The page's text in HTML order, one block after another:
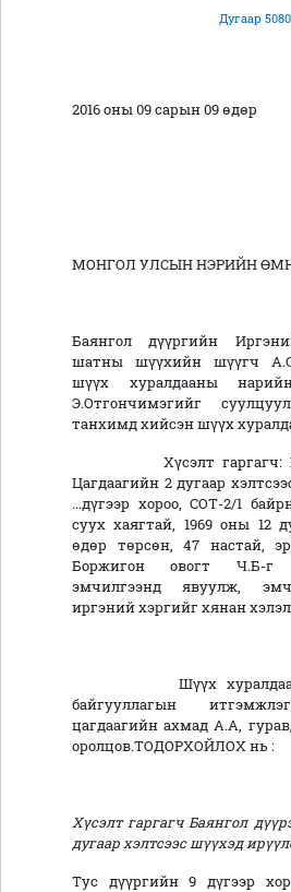
Дугаар 5080
2016 оны 09 сарын 09 өдөр
МОНГОЛ УЛСЫН НЭРИЙН
Баянгол дүүргийн
шатны шүүхийн шүүгч
шүүх хуралдааны
Э.Отгончимэгийг
танхимд хийсэн шүүх
Хүсэлт гаргагч:
Цагдаагийн 2 дугаар
...дүгээр хороо, СОТ-2/1
суух хаягтай, 1969 оны 12
өдөр төрсөн, 47 настай,
Боржигон овогт Ч.Б-г
эмчилгээнд явуулж,
иргэний хэргийг хянан
Шүүх хуралдаанд:
байгууллагын
цагдаагийн ахмад А.А,
оролцов.ТОДОРХОЙЛОХ нь :
Хүсэлт гаргагч Баянгол
дугаар хэлтсээс шүүхэд
Тус дүүргийн 9 дүгээр